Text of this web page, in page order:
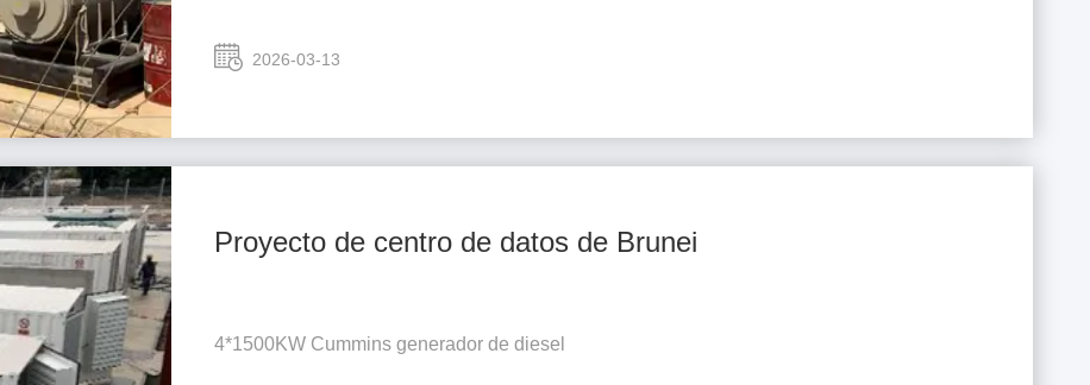
2026-03-13
Proyecto de centro de datos de Brunei
4*1500KW Cummins generador de diesel